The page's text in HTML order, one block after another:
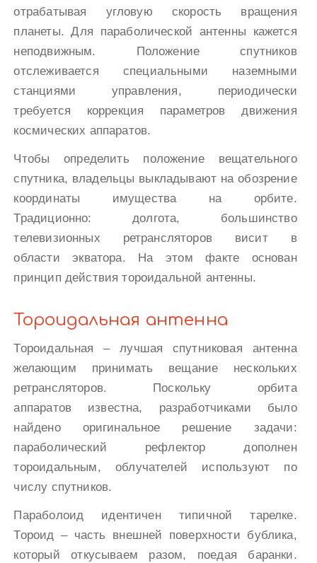
отрабатывая угловую скорость вращения
планеты. Для параболической антенны кажется
неподвижным. Положение спутников
отслеживается специальными наземными
станциями управления, периодически
требуется коррекция параметров движения
космических аппаратов.
Чтобы определить положение вещательного
спутника, владельцы выкладывают на обозрение
координаты имущества на орбите.
Традиционно: долгота, большинство
телевизионных ретрансляторов висит в
области экватора. На этом факте основан
принцип действия тороидальной антенны.
Тороидальная антенна
Тороидальная – лучшая спутниковая антенна
желающим принимать вещание нескольких
ретрансляторов. Поскольку орбита
аппаратов известна, разработчиками было
найдено оригинальное решение задачи:
параболический рефлектор дополнен
тороидальным, облучателей используют по
числу спутников.
Параболоид идентичен типичной тарелке.
Тороид – часть внешней поверхности бублика,
который откусываем разом, поедая баранки.